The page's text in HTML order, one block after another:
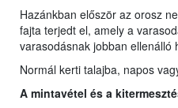
Hazánkban először az orosz
fajta terjedt el, amely a
varasodásnak jobban ellenálló
Normál kerti talajba, napos
A mintavétel és a